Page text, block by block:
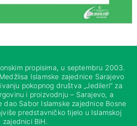
propisima, u septembru 2003.
Islamske zajednice Sarajevo
pokopnog društva „Jedileri“ za
i proizvodnju – Sarajevo, a
dao Sabor Islamske zajednice Bosne
predstavničko tijelo u Islamskoj
zajednici BiH.